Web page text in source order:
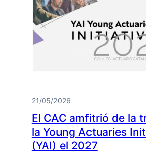
21/05/2026
El CAC amfitrió de la
la Young Actuaries
(YAI) el 2027